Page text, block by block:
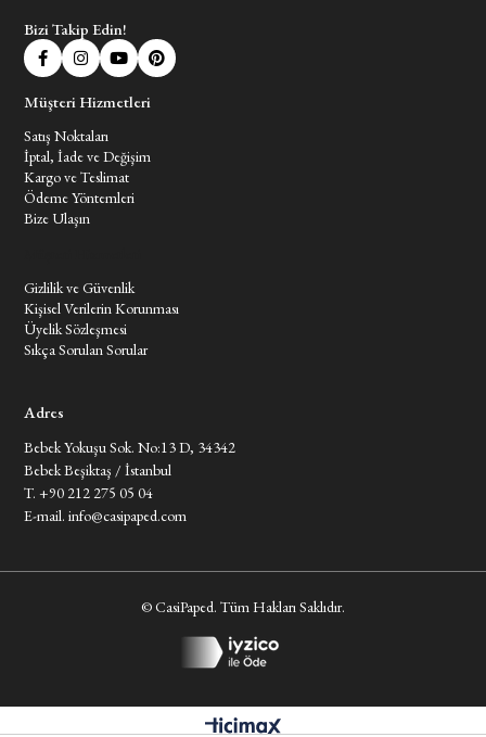
Bizi Takip Edin!
Müşteri Hizmetleri
Satış Noktaları
İptal, İade ve Değişim
Kargo ve Teslimat
Ödeme Yöntemleri
Bize Ulaşın
Gizlilik ve Güvenlik
Kişisel Verilerin Korunması
Üyelik Sözleşmesi
Sıkça Sorulan Sorular
Adres
Bebek Yokuşu Sok. No:13 D, 34342
Bebek Beşiktaş / İstanbul
T. +90 212 275 05 04
E-mail.info@casipaped.com
© CasiPaped. Tüm Hakları Saklıdır.